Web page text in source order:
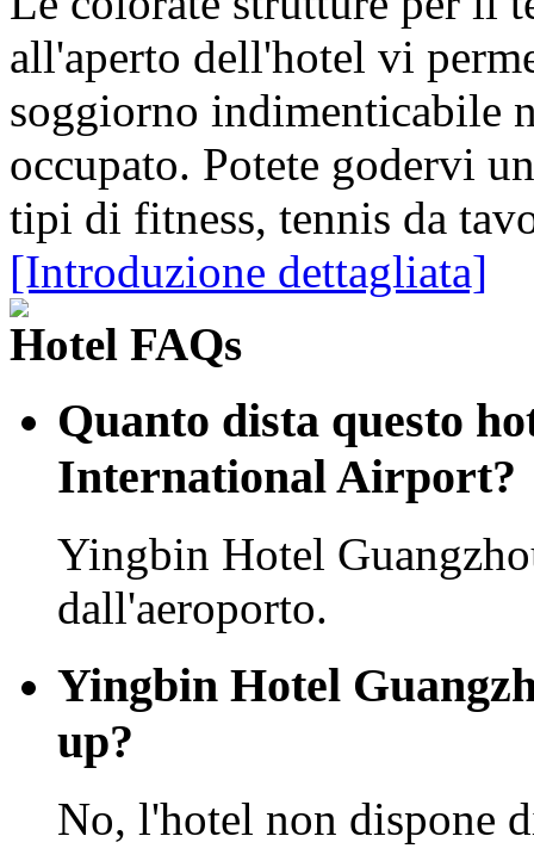
all'aperto dell'hotel vi
soggiorno indimenticabile
occupato. Potete godervi
tipi di fitness, tennis da
[Introduzione dettagliata]
Hotel FAQs
Quanto dista questo
International Airport?
Yingbin Hotel
dall'aeroporto.
Yingbin Hotel
up?
No, l'hotel non dispone